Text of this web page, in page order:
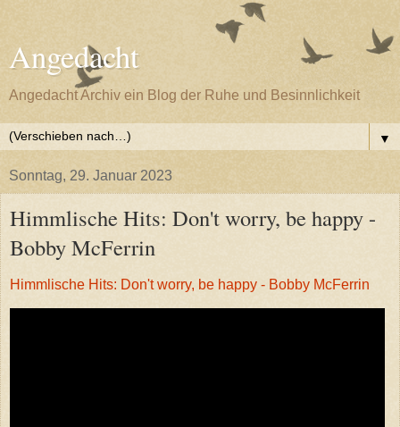
Angedacht
Angedacht Archiv ein Blog der Ruhe und Besinnlichkeit
▼
Sonntag, 29. Januar 2023
Himmlische Hits: Don't worry, be happy -
Bobby McFerrin
Himmlische Hits: Don't worry, be happy - Bobby McFerrin